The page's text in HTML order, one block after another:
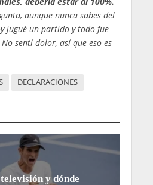
aunque nunca sabes del
jugué un partido y todo fue
sentí dolor, así que eso es
DECLARACIONES
y dónde